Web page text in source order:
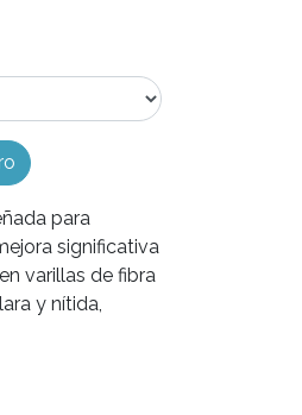
para
significativa
varillas de fibra
y nítida,